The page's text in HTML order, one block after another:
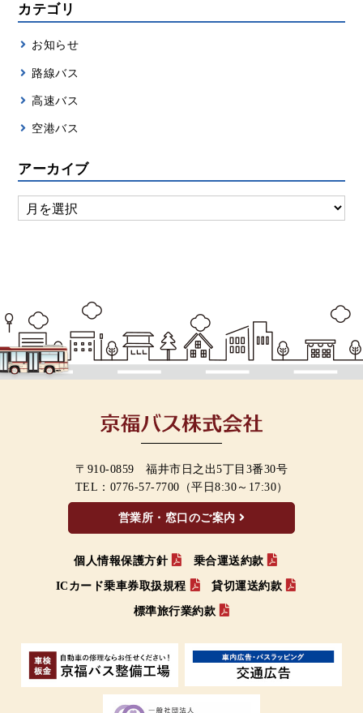
カテゴリ
お知らせ
路線バス
高速バス
空港バス
アーカイブ
〒910-0859 福井市日之出5丁目3番30号
TEL： 0776-57-7700 （平日8:30～17:30）
営業所・窓口のご案内
個人情報保護方針 乗合運送約款
ICカード乗車券取扱規程 貸切運送約款
標準旅行業約款